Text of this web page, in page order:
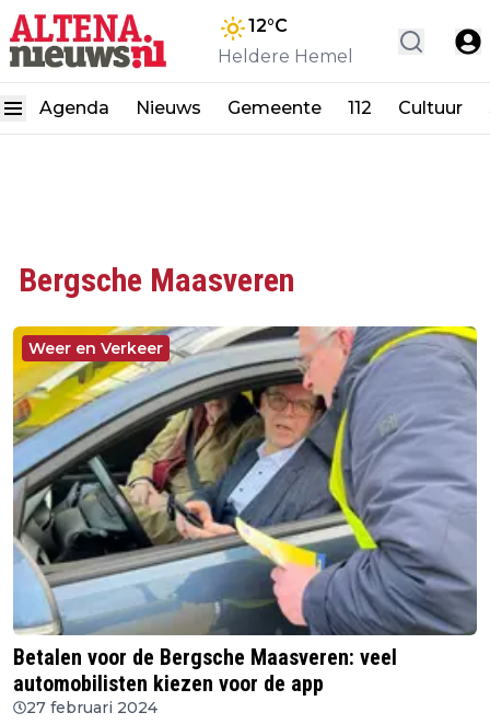
12°C
Heldere Hemel
Agenda Nieuws Gemeente 112 Cultuur
Bergsche Maasveren
Weer en Verkeer
Betalen voor de Bergsche Maasveren: veel
automobilisten kiezen voor de app
27 februari 2024